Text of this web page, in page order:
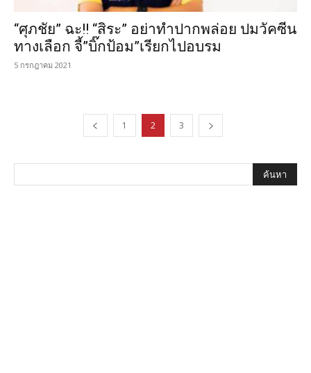
“ศุภชัย” ฉะ!! “สิระ” อย่าทำปากพล่อย ปมวัคซีน
ทางเลือก จี้”บิ๊กป้อม”เรียกไปอบรม
5 กรกฎาคม 2021
1 2 3